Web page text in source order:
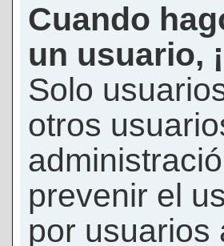
Cuando
un usuario,
Solo
otros
prevenir el
por usuarios